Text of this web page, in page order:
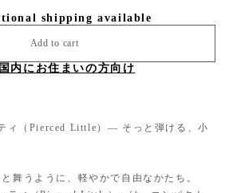
shipping available
Add to cart
内にお住まいの方向け
ィ（Pierced Little）— そっと弾ける、小
舞うように、軽やかで自由なかたち。